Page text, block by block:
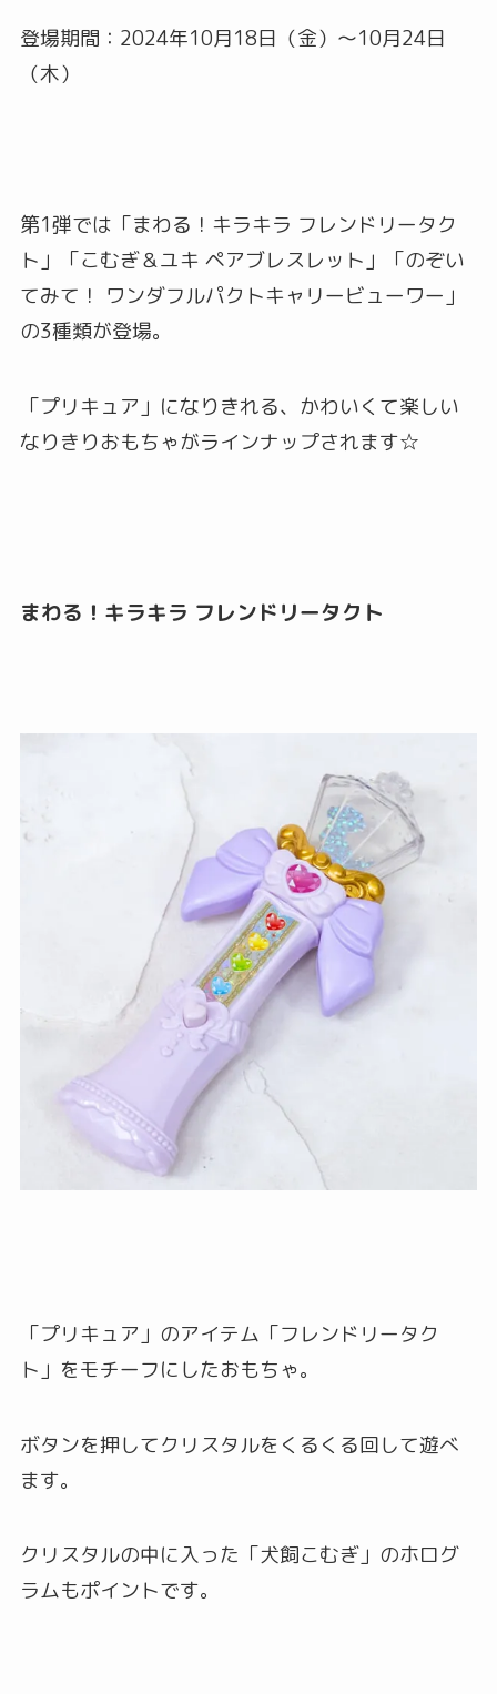
登場期間：2024年10月18日（金）～10月24日
（木）
第1弾では「まわる！キラキラ フレンドリータク
ト」「こむぎ＆ユキ ペアブレスレット」「のぞい
てみて！ ワンダフルパクトキャリービューワー」
の3種類が登場。
「プリキュア」になりきれる、かわいくて楽しい
なりきりおもちゃがラインナップされます☆
まわる！キラキラ フレンドリータクト
「プリキュア」のアイテム「フレンドリータク
ト」をモチーフにしたおもちゃ。
ボタンを押してクリスタルをくるくる回して遊べ
ます。
クリスタルの中に入った「犬飼こむぎ」のホログ
ラムもポイントです。